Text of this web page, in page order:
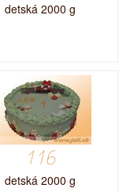
detská 2000 g
116
detská 2000 g